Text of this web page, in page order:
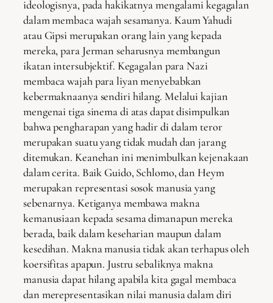
ideologisnya, pada hakikatnya mengalami kegagalan
dalam membaca wajah sesamanya. Kaum Yahudi
atau Gipsi merupakan orang lain yang kepada
mereka, para Jerman seharusnya membangun
ikatan intersubjektif. Kegagalan para Nazi
membaca wajah para liyan menyebabkan
kebermaknaanya sendiri hilang. Melalui kajian
mengenai tiga sinema di atas dapat disimpulkan
bahwa pengharapan yang hadir di dalam teror
merupakan suatu yang tidak mudah dan jarang
ditemukan. Keanehan ini menimbulkan kejenakaan
dalam cerita. Baik Guido, Schlomo, dan Heym
merupakan representasi sosok manusia yang
sebenarnya. Ketiganya membawa makna
kemanusiaan kepada sesama dimanapun mereka
berada, baik dalam keseharian maupun dalam
kesedihan. Makna manusia tidak akan terhapus oleh
koersifitas apapun. Justru sebaliknya makna
manusia dapat hilang apabila kita gagal membaca
dan merepresentasikan nilai manusia dalam diri